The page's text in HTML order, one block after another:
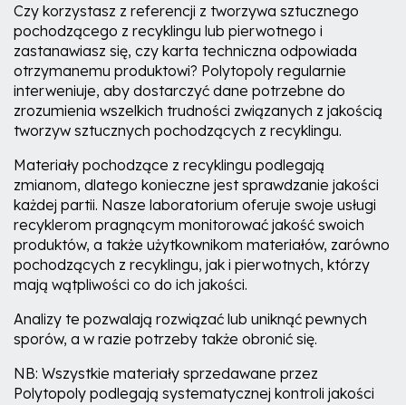
Czy korzystasz z referencji z tworzywa sztucznego
pochodzącego z recyklingu lub pierwotnego i
zastanawiasz się, czy karta techniczna odpowiada
otrzymanemu produktowi? Polytopoly regularnie
interweniuje, aby dostarczyć dane potrzebne do
zrozumienia wszelkich trudności związanych z jakością
tworzyw sztucznych pochodzących z recyklingu.
Materiały pochodzące z recyklingu podlegają
zmianom, dlatego konieczne jest sprawdzanie jakości
każdej partii. Nasze laboratorium oferuje swoje usługi
recyklerom pragnącym monitorować jakość swoich
produktów, a także użytkownikom materiałów, zarówno
pochodzących z recyklingu, jak i pierwotnych, którzy
mają wątpliwości co do ich jakości.
Analizy te pozwalają rozwiązać lub uniknąć pewnych
sporów, a w razie potrzeby także obronić się.
NB: Wszystkie materiały sprzedawane przez
Polytopoly podlegają systematycznej kontroli jakości